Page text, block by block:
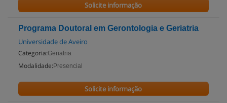
Solicite informação
Programa Doutoral em Gerontologia e Geriatria
Universidade de Aveiro
Categoria:Geriatria
Modalidade: Presencial
Solicite informação